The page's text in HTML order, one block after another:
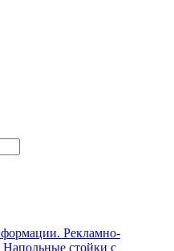
Рекламно-
Напольные стойки с